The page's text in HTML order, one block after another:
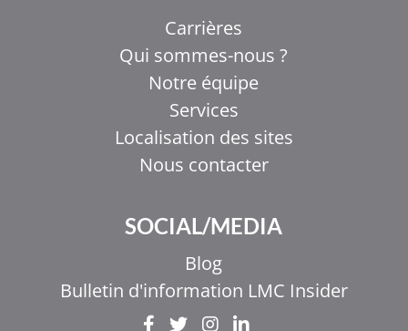
Carrières
Qui sommes-nous ?
Notre équipe
Services
Localisation des sites
Nous contacter
SOCIAL/MEDIA
Blog
Bulletin d'information LMC Insider
ZH